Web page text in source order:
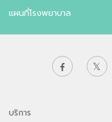
แผนที่โรงพยาบาล
บริการ